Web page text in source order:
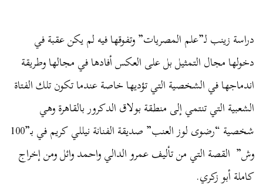
دراسة زينب لـ”علم المصريات” وتفوقها فيه لم يكن عقبة في
دخولها مجال التمثيل بل على العكس أفادها في مجالها وطريقة
اندماجها في الشخصية التي تؤديها خاصة عندما تكون تلك الفتاة
الشعبية التي تنتمي إلى منطقة بولاق الدكرور بالقاهرة وهي
شخصية “رضوى لوز العنب” صديقة الفنانة نيللي كريم في بـ”100
وش” القصة التي من تأليف عمرو الدالي واحمد وائل ومن إخراج
كاملة أبو زكري.